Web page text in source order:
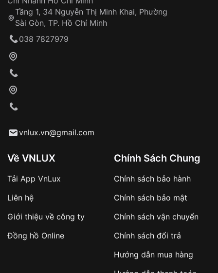
Khách hàng kiểm tra và thanh toán trực tiếp
Từ khóa SEO:
sản phẩm đặc biệt
hàng
Số tiền còn lại thanh toán khi nhận hàng hoặc
trình sử dụng
Tầng 1, 34 Nguyễn Thị Minh Khai, Phường
Sài Gòn, TP. Hồ Chí Minh
038 7827979
vnlux.vn@gmail.com
Về VNLUX
Tải App VnLux
Liên hệ
Giới thiệu về công ty
Đồng hồ Online
Chính Sách Chung
Chính sách bảo hành
Chính sách bảo mật
Chính sách vận chuyển
Chính sách đổi trả
Hướng dẫn mua hàng